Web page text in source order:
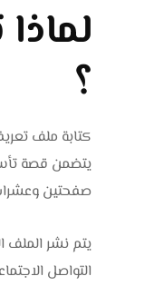
؟
كتابة ملف
يتضمن قصة
صفحتين وعشرات
التواصل